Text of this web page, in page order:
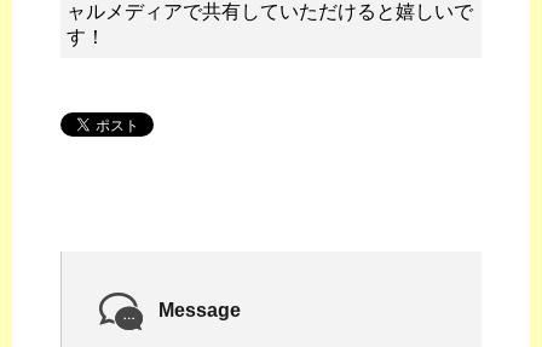
ャルメディアで共有していただけると嬉しいで
す！
Message